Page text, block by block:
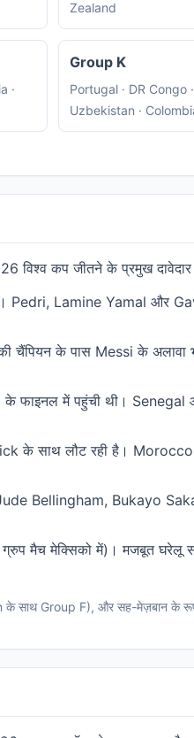
Zealand
·
Group K
Portugal · DR Congo ·
Uzbekistan ·
विश्व कप जीतने के प्रमुख दावेदार
Pedri, Lamine Yamal और
चैंपियन के पास Messi के
फाइनल में पहुंची थी।
के साथ लौट रही है।
Bellingham, Bukayo
मैच मेक्सिको में)। मजबूत
साथ Group F), और सह-मेज़बान के रूप